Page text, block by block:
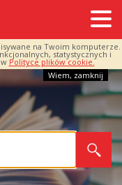
na Twoim komputerze.
statystycznych i
Polityce plików cookie.
Wiem, zamknij